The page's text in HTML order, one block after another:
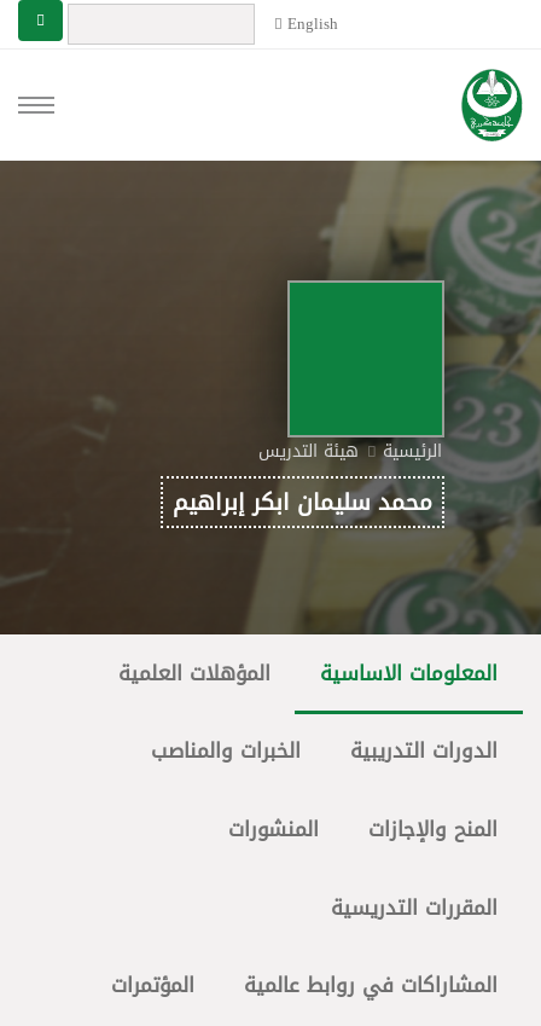
English
الرئيسية هيئة التدريس
محمد سليمان ابكر إبراهيم
المعلومات الاساسية المؤهلات العلمية
الدورات التدريبية الخبرات والمناصب
المنح والإجازات المنشورات
المقررات التدريسية
المشاراكات في روابط عالمية المؤتمرات